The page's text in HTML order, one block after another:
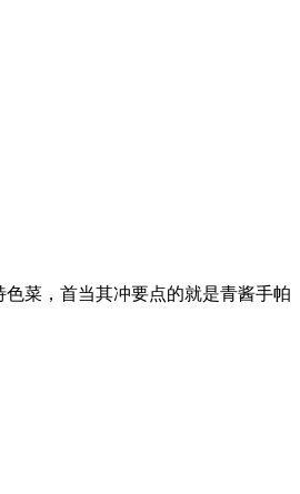
菜，首当其冲要点的就是青酱手帕